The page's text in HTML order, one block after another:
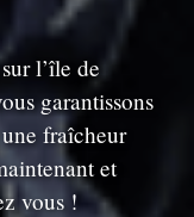
l’île de
garantissons
fraîcheur
et
vous !